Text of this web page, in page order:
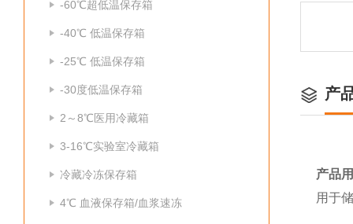
-60℃超低温保存箱
-40℃ 低温保存箱
-25℃ 低温保存箱
-30度低温保存箱
2～8℃医用冷藏箱
3-16℃实验室冷藏箱
冷藏冷冻保存箱
4℃ 血液保存箱/血浆速冻
产
产品
用于